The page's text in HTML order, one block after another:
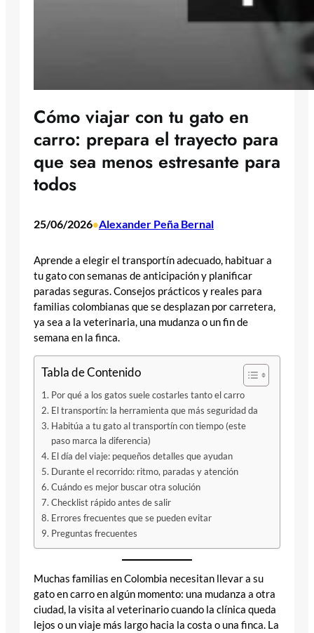
Cómo viajar con tu gato en
carro: prepara el trayecto para
que sea menos estresante para
todos
25/06/2026•Alexander Peña Bernal
Aprende a elegir el transportín adecuado, habituar a
tu gato con semanas de anticipación y planificar
paradas seguras. Consejos prácticos y reales para
familias colombianas que se desplazan por carretera,
ya sea a la veterinaria, una mudanza o un fin de
semana en la finca.
Tabla de Contenido
Por qué a los gatos suele costarles tanto el carro
El transportín: la herramienta que más seguridad da
Habitúa a tu gato al transportín con tiempo (este
paso marca la diferencia)
El día del viaje: pequeños detalles que ayudan
Durante el recorrido: ritmo, paradas y atención
Cuándo es mejor buscar otra solución
Checklist rápido antes de salir
Errores frecuentes que se pueden evitar
Preguntas frecuentes
Muchas familias en Colombia necesitan llevar a su
gato en carro en algún momento: una mudanza a otra
ciudad, la visita al veterinario cuando la clínica queda
lejos o un viaje más largo hacia la costa o una finca. La